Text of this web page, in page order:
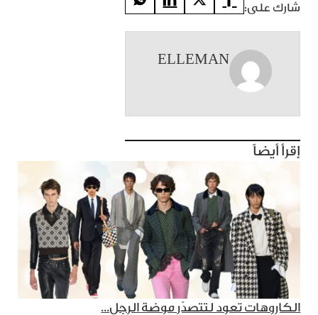
شارك على:
ELLEMAN
إقرأ أيضاً
الكاروهات تعود لتتصدّر موضة الرجل...